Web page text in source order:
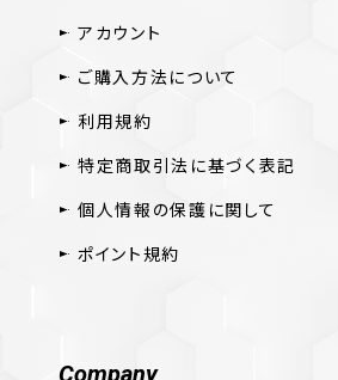
アカウント
ご購入方法について
利用規約
特定商取引法に基づく表記
個人情報の保護に関して
ポイント規約